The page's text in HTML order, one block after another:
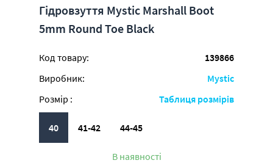
Гідровзуття Mystic Marshall Boot
5mm Round Toe Black
Код товару:
139866
Виробник:
Mystic
Розмір :
Таблиця розмірів
40 41-42 44-45
В наявності